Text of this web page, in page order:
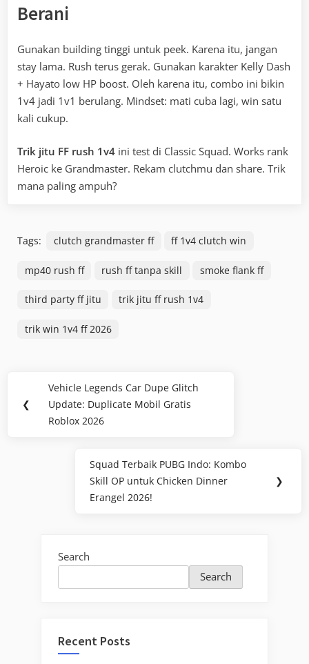
Berani
Gunakan building tinggi untuk peek. Karena itu, jangan
stay lama. Rush terus gerak. Gunakan karakter Kelly Dash
+ Hayato low HP boost. Oleh karena itu, combo ini bikin
1v4 jadi 1v1 berulang. Mindset: mati cuba lagi, win satu
kali cukup.
Trik jitu FF rush 1v4 ini test di Classic Squad. Works rank
Heroic ke Grandmaster. Rekam clutchmu dan share. Trik
mana paling ampuh?
Tags: clutch grandmaster ff ff 1v4 clutch win
mp40 rush ff rush ff tanpa skill smoke flank ff
third party ff jitu trik jitu ff rush 1v4
trik win 1v4 ff 2026
navigation
❮
Previous
Post:
Vehicle Legends Car Dupe Glitch
Update: Duplicate Mobil Gratis
Roblox 2026
Next
Post:
Squad Terbaik PUBG Indo: Kombo
Skill OP untuk Chicken Dinner
Erangel 2026!
❯
Search
Search
Recent Posts